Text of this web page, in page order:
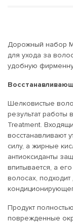
Дорожный набор
для ухода за
удобную
Шелковистые
результат работы
Treatment.
восстанавливают
силу, а жирные
антиоксиданты
впитывается, а
волосах,
Продукт
поврежденные